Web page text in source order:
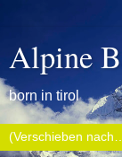
Alpine
born in tirol